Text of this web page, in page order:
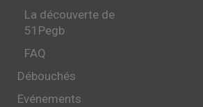
La découverte de
51Pegb
FAQ
Débouchés
Evénements